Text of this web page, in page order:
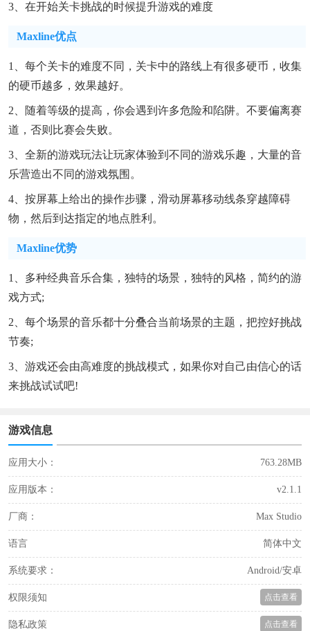
3、在开始关卡挑战的时候提升游戏的难度
Maxline优点
1、每个关卡的难度不同，关卡中的路线上有很多硬币，收集
的硬币越多，效果越好。
2、随着等级的提高，你会遇到许多危险和陷阱。不要偏离赛
道，否则比赛会失败。
3、全新的游戏玩法让玩家体验到不同的游戏乐趣，大量的音
乐营造出不同的游戏氛围。
4、按屏幕上给出的操作步骤，滑动屏幕移动线条穿越障碍
物，然后到达指定的地点胜利。
Maxline优势
1、多种经典音乐合集，独特的场景，独特的风格，简约的游
戏方式;
2、每个场景的音乐都十分叠合当前场景的主题，把控好挑战
节奏;
3、游戏还会由高难度的挑战模式，如果你对自己由信心的话
来挑战试试吧!
游戏信息
应用大小： 763.28MB
应用版本： v2.1.1
厂商： Max Studio
语言 简体中文
系统要求： Android/安卓
权限须知 点击查看
隐私政策 点击查看